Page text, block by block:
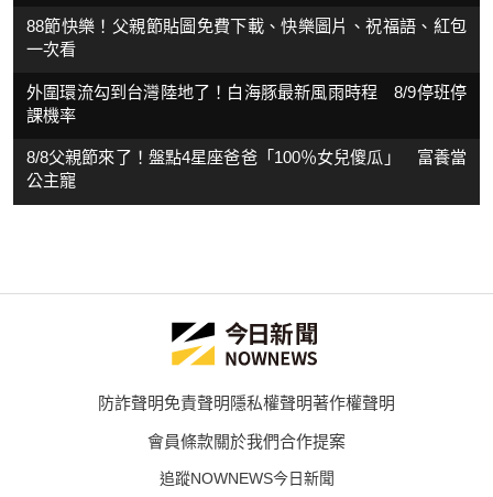
88節快樂！父親節貼圖免費下載、快樂圖片、祝福語、紅包
一次看
外圍環流勾到台灣陸地了！白海豚最新風雨時程 8/9停班停
課機率
8/8父親節來了！盤點4星座爸爸「100％女兒傻瓜」 富養當
公主寵
防詐聲明免責聲明隱私權聲明著作權聲明
會員條款關於我們合作提案
追蹤NOWNEWS今日新聞